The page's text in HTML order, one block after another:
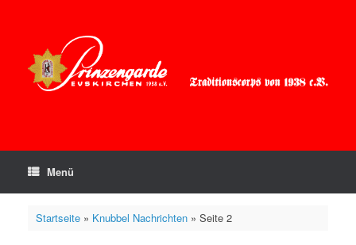
Menü
Startseite» Knubbel Nachrichten» Seite 2